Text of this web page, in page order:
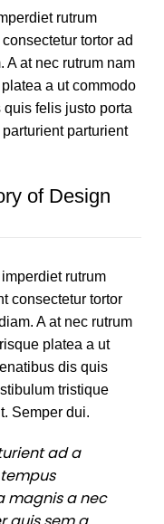
rutrum
tortor ad
at nec rutrum nam
a ut commodo
felis justo porta
parturient
of Design
rutrum
consectetur tortor
A at nec rutrum
platea a ut
dis quis
tristique
Semper dui.
ad a
magnis a nec